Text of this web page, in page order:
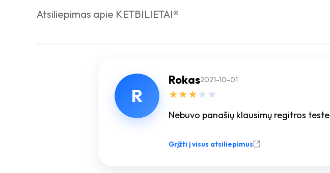
Atsiliepimas apie KETBILIETAI®
R
Rokas2021-10-01
★★★★ ★
Nebuvo panašių klausimų regitros teste
Grįžti į visus atsiliepimus